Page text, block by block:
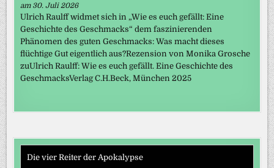
am 30. Juli 2026
Ulrich Raulff widmet sich in „Wie es euch gefällt: Eine
Geschichte des Geschmacks“ dem faszinierenden
Phänomen des guten Geschmacks: Was macht dieses
flüchtige Gut eigentlich aus?Rezension von Monika Grosche
zuUlrich Raulff: Wie es euch gefällt. Eine Geschichte des
GeschmacksVerlag C.H.Beck, München 2025
Die vier Reiter der Apokalypse